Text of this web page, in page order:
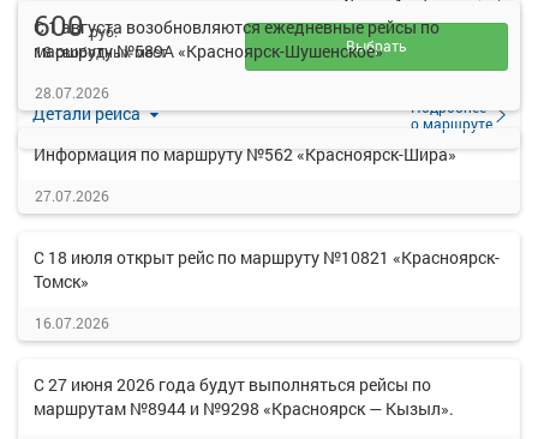
Детали рейса
Подробнее
о маршруте
600 руб.
18 свободных мест
Выбрать
С 1 августа возобновляются ежедневные рейсы по
маршруту №589А «Красноярск-Шушенское»
28.07.2026
Информация по маршруту №562 «Красноярск-Шира»
27.07.2026
С 18 июля открыт рейс по маршруту №10821 «Красноярск-
Томск»
16.07.2026
С 27 июня 2026 года будут выполняться рейсы по
маршрутам №8944 и №9298 «Красноярск — Кызыл».